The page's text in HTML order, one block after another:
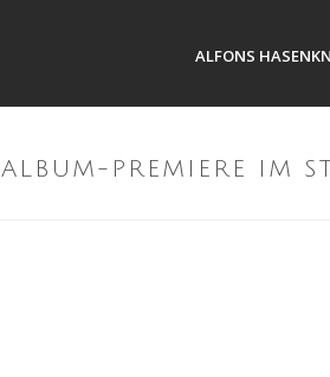
ALFONS
ALBUM-PREMIERE IM